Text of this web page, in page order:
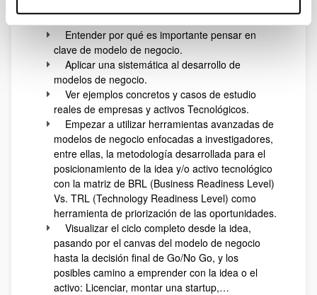
Entender por qué es importante pensar en
clave de modelo de negocio.
Aplicar una sistemática al desarrollo de
modelos de negocio.
Ver ejemplos concretos y casos de estudio
reales de empresas y activos Tecnológicos.
Empezar a utilizar herramientas avanzadas de
modelos de negocio enfocadas a investigadores,
entre ellas, la metodología desarrollada para el
posicionamiento de la idea y/o activo tecnológico
con la matriz de BRL (Business Readiness Level)
Vs. TRL (Technology Readiness Level) como
herramienta de priorización de las oportunidades.
Visualizar el ciclo completo desde la idea,
pasando por el canvas del modelo de negocio
hasta la decisión final de Go/No Go, y los
posibles camino a emprender con la idea o el
activo: Licenciar, montar una startup,…